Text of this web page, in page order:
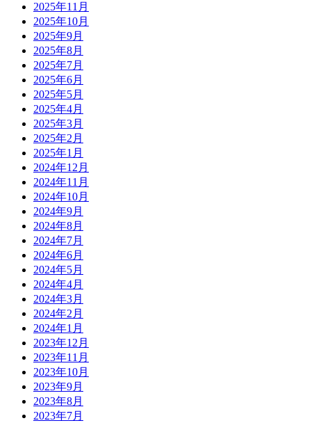
2025年11月
2025年10月
2025年9月
2025年8月
2025年7月
2025年6月
2025年5月
2025年4月
2025年3月
2025年2月
2025年1月
2024年12月
2024年11月
2024年10月
2024年9月
2024年8月
2024年7月
2024年6月
2024年5月
2024年4月
2024年3月
2024年2月
2024年1月
2023年12月
2023年11月
2023年10月
2023年9月
2023年8月
2023年7月